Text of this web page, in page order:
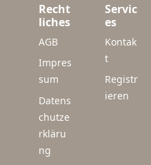
Recht
liches
AGB
Impres
sum
Datens
chutze
rkläru
ng
Servic
es
Kontak
t
Registr
ieren